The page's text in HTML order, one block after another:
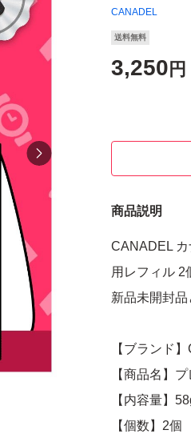
CANADEL
送料無料
3,250 円
商品説明
CANADEL カ
用レフィル 2
新品未開封品
【ブランド
【商品名】
【内容量】
【個数】2個